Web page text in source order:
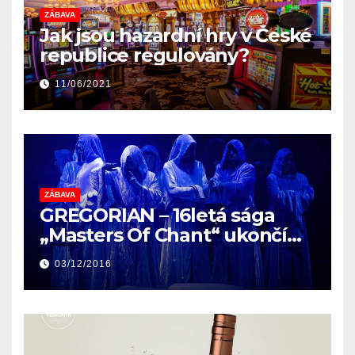
ZÁBAVA
Jak jsou hazardní hry v České
republice regulovány?
11/06/2021
ZÁBAVA
GREGORIAN – 16letá sága
„Masters Of Chant“ ukončí
své poslední evropské turné
THE FINAL CHAPTER v České
republice
03/12/2016